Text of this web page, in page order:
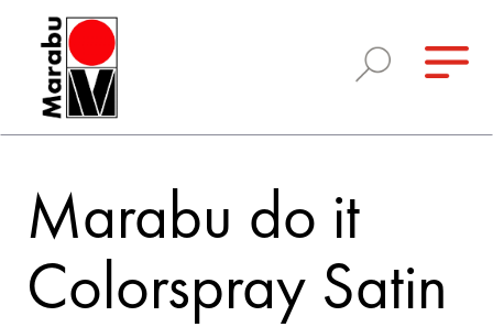
Marabu do it
Colorspray Satin